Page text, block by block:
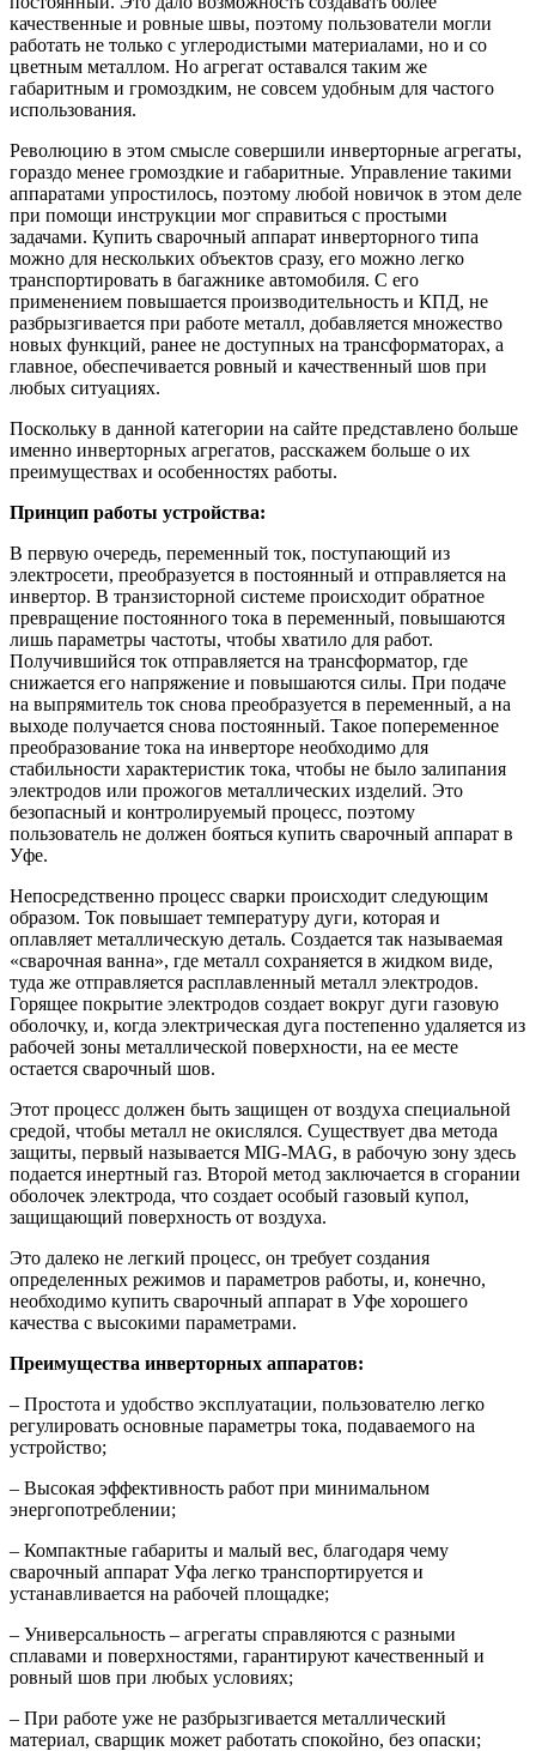
качественные и ровные швы, поэтому пользователи могли
работать не только с углеродистыми материалами, но и со
цветным металлом. Но агрегат оставался таким же
габаритным и громоздким, не совсем удобным для частого
использования.
Революцию в этом смысле совершили инверторные агрегаты,
гораздо менее громоздкие и габаритные. Управление такими
аппаратами упростилось, поэтому любой новичок в этом деле
при помощи инструкции мог справиться с простыми
задачами. Купить сварочный аппарат инверторного типа
можно для нескольких объектов сразу, его можно легко
транспортировать в багажнике автомобиля. С его
применением повышается производительность и КПД, не
разбрызгивается при работе металл, добавляется множество
новых функций, ранее не доступных на трансформаторах, а
главное, обеспечивается ровный и качественный шов при
любых ситуациях.
Поскольку в данной категории на сайте представлено больше
именно инверторных агрегатов, расскажем больше о их
преимуществах и особенностях работы.
Принцип работы устройства:
В первую очередь, переменный ток, поступающий из
электросети, преобразуется в постоянный и отправляется на
инвертор. В транзисторной системе происходит обратное
превращение постоянного тока в переменный, повышаются
лишь параметры частоты, чтобы хватило для работ.
Получившийся ток отправляется на трансформатор, где
снижается его напряжение и повышаются силы. При подаче
на выпрямитель ток снова преобразуется в переменный, а на
выходе получается снова постоянный. Такое попеременное
преобразование тока на инверторе необходимо для
стабильности характеристик тока, чтобы не было залипания
электродов или прожогов металлических изделий. Это
безопасный и контролируемый процесс, поэтому
пользователь не должен бояться купить сварочный аппарат в
Уфе.
Непосредственно процесс сварки происходит следующим
образом. Ток повышает температуру дуги, которая и
оплавляет металлическую деталь. Создается так называемая
«сварочная ванна», где металл сохраняется в жидком виде,
туда же отправляется расплавленный металл электродов.
Горящее покрытие электродов создает вокруг дуги газовую
оболочку, и, когда электрическая дуга постепенно удаляется из
рабочей зоны металлической поверхности, на ее месте
остается сварочный шов.
Этот процесс должен быть защищен от воздуха специальной
средой, чтобы металл не окислялся. Существует два метода
защиты, первый называется MIG-MAG, в рабочую зону здесь
подается инертный газ. Второй метод заключается в сгорании
оболочек электрода, что создает особый газовый купол,
защищающий поверхность от воздуха.
Это далеко не легкий процесс, он требует создания
определенных режимов и параметров работы, и, конечно,
необходимо купить сварочный аппарат в Уфе хорошего
качества с высокими параметрами.
Преимущества инверторных аппаратов:
– Простота и удобство эксплуатации, пользователю легко
регулировать основные параметры тока, подаваемого на
устройство;
– Высокая эффективность работ при минимальном
энергопотреблении;
– Компактные габариты и малый вес, благодаря чему
сварочный аппарат Уфа легко транспортируется и
устанавливается на рабочей площадке;
– Универсальность – агрегаты справляются с разными
сплавами и поверхностями, гарантируют качественный и
ровный шов при любых условиях;
– При работе уже не разбрызгивается металлический
материал, сварщик может работать спокойно, без опаски;